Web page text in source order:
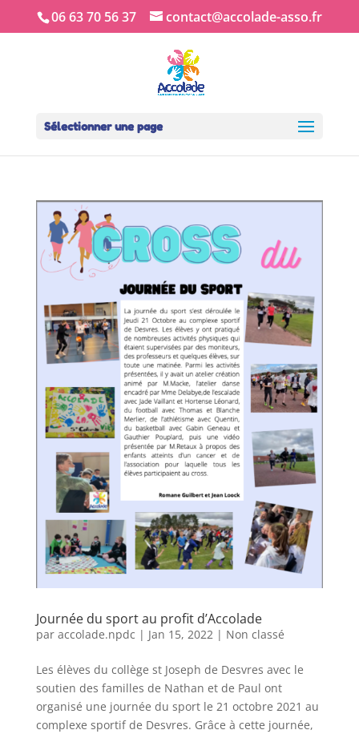
06 63 70 56 37 contact@accolade-asso.fr
Sélectionner une page
Journée du sport au profit d’Accolade
par accolade.npdc | Jan 15, 2022| Non classé
Les élèves du collège st Joseph de Desvres avec le
soutien des familles de Nathan et de Paul ont
organisé une journée du sport le 21 octobre 2021 au
complexe sportif de Desvres. Grâce à cette journée,